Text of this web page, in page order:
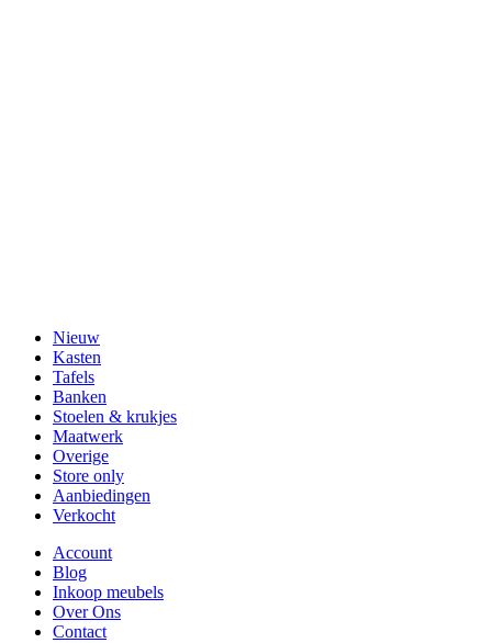
Nieuw
Kasten
Tafels
Banken
Stoelen & krukjes
Maatwerk
Overige
Store only
Aanbiedingen
Verkocht
Account
Blog
Inkoop meubels
Over Ons
Contact